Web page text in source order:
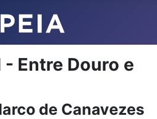
Entre Douro e
de Canavezes